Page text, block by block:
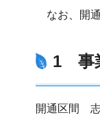
なお、開通
1 事
開通区間 志